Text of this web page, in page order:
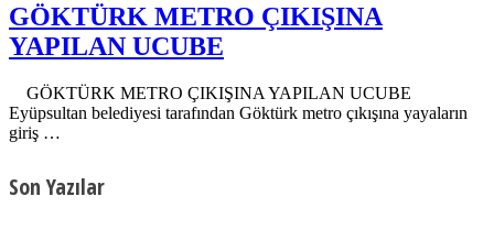
GÖKTÜRK METRO ÇIKIŞINA
YAPILAN UCUBE
GÖKTÜRK METRO ÇIKIŞINA YAPILAN UCUBE
Eyüpsultan belediyesi tarafından Göktürk metro çıkışına yayaların
giriş …
Son Yazılar